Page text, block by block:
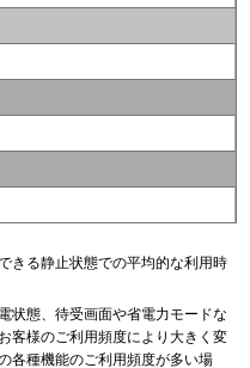
きる静止状態での平均的な利用時
状態、待受画面や省電力モードな
客様のご利用頻度により大きく変
各種機能のご利用頻度が多い場